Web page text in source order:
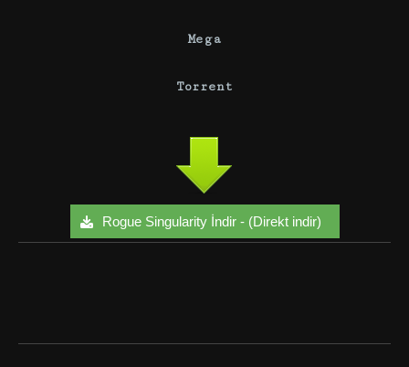
Mega
Torrent
Rogue Singularity İndir - (Direkt indir)